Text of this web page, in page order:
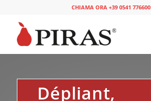
CHIAMA ORA +39 0541 776600
Dépliant,